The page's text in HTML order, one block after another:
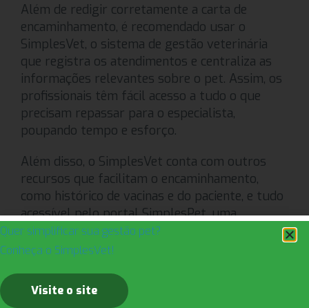
Além de redigir corretamente a carta de
encaminhamento, é recomendado usar o
SimplesVet, o sistema de gestão veterinária
que registra os atendimentos e centraliza as
informações relevantes sobre o pet. Assim, os
profissionais têm fácil acesso a tudo o que
precisam repassar para o especialista,
poupando tempo e esforço.
Além disso, o SimplesVet conta com outros
recursos que facilitam o encaminhamento,
como histórico de vacinas e do paciente, e tudo
acessível pelo portal SimplesPet, uma
plataforma que centraliza tudo o que os
profissionais precisam saber sobre os animais
Quer simplificar sua gestão pet?
Conheça o SimplesVet!
Visite o site